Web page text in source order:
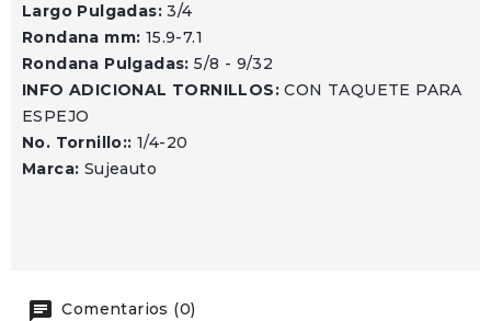
Largo Pulgadas:3/4
Rondana mm: 15.9-7.1
Rondana Pulgadas:5/8 - 9/32
INFO ADICIONAL TORNILLOS:CON TAQUETE PARA
ESPEJO
No. Tornillo:: 1/4-20
Marca: Sujeauto
Comentarios (0)